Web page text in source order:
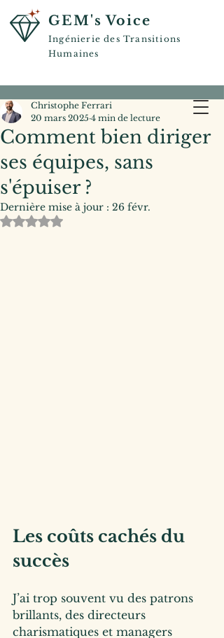
GEM's Voice
Ingénierie des Transitions
Humaines
Comment bien diriger
ses équipes, sans
s'épuiser ?
Christophe Ferrari
20 mars 2025 4 min de lecture
Dernière mise à jour : 26 févr.
Noté NaN étoiles sur 5.
Les coûts cachés du
succès
J’ai trop souvent vu des patrons
brillants, des directeurs
charismatiques et managers